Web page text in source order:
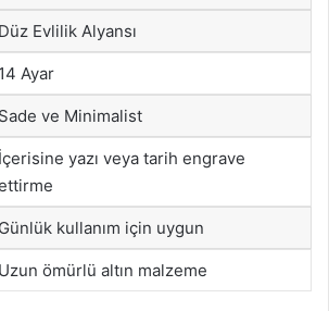
Düz Evlilik Alyansı
14 Ayar
Sade ve Minimalist
İçerisine yazı veya tarih engrave
Günlük kullanım için uygun
Uzun ömürlü altın malzeme